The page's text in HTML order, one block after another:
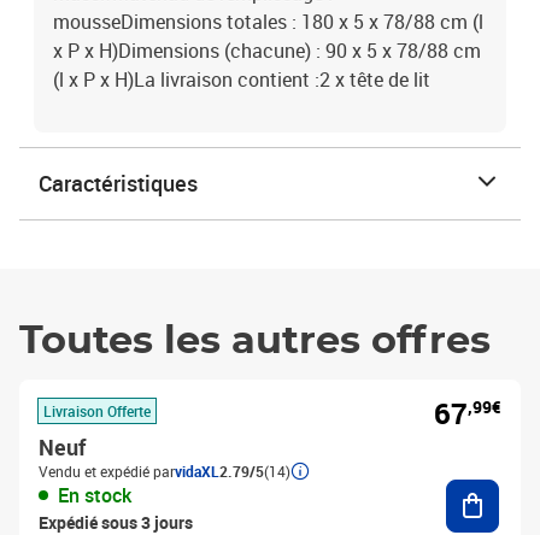
mousseDimensions totales : 180 x 5 x 78/88 cm (l
x P x H)Dimensions (chacune) : 90 x 5 x 78/88 cm
(l x P x H)La livraison contient :2 x tête de lit
Caractéristiques
Toutes les autres offres
Livraison Offerte
Neuf
Vendu et expédié parvidaXL 2.79/5(14)
En stock
Expédié sous 3 jours
67,99€